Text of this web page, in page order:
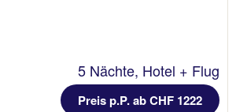
5 Nächte, Hotel + Flug
Preis p.P. ab CHF 1222